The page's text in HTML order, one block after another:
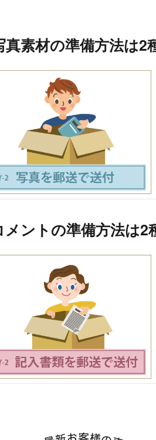
真素材の準備方法は2
メントの準備方法は2